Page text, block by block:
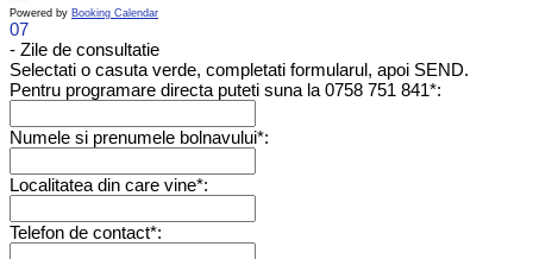
Powered by Booking Calendar
07
- Zile de consultatie
Selectati o casuta verde, completati formularul, apoi SEND.
Pentru programare directa puteti suna la 0758 751 841*:
Numele si prenumele bolnavului*:
Localitatea din care vine*:
Telefon de contact*: